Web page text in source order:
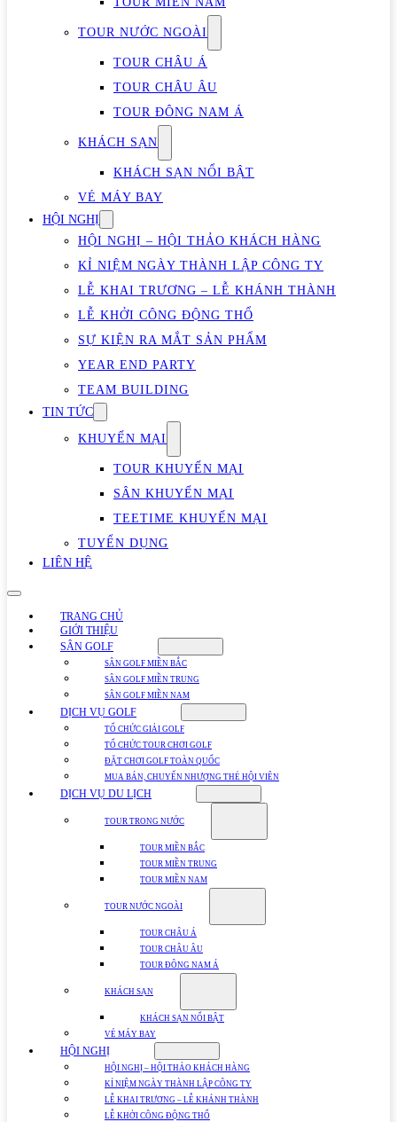
TOUR NƯỚC NGOÀI
TOUR CHÂU Á
TOUR CHÂU ÂU
TOUR ĐÔNG NAM Á
KHÁCH SẠN
KHÁCH SẠN NỔI BẬT
VÉ MÁY BAY
HỘI NGHỊ
HỘI NGHỊ – HỘI THẢO KHÁCH HÀNG
KỈ NIỆM NGÀY THÀNH LẬP CÔNG TY
LỄ KHAI TRƯƠNG – LỄ KHÁNH THÀNH
LỄ KHỞI CÔNG ĐỘNG THỔ
SỰ KIỆN RA MẮT SẢN PHẨM
YEAR END PARTY
TEAM BUILDING
TIN TỨC
KHUYẾN MẠI
TOUR KHUYẾN MẠI
SÂN KHUYẾN MẠI
TEETIME KHUYẾN MẠI
TUYỂN DỤNG
LIÊN HỆ
TRANG CHỦ
GIỚI THIỆU
SÂN GOLF
SÂN GOLF MIỀN BẮC
SÂN GOLF MIỀN TRUNG
SÂN GOLF MIỀN NAM
DỊCH VỤ GOLF
TỔ CHỨC GIẢI GOLF
TỔ CHỨC TOUR CHƠI GOLF
ĐẶT CHƠI GOLF TOÀN QUỐC
MUA BÁN, CHUYỂN NHƯỢNG THẺ HỘI VIÊN
DỊCH VỤ DU LỊCH
TOUR TRONG NƯỚC
TOUR MIỀN BẮC
TOUR MIỀN TRUNG
TOUR MIỀN NAM
TOUR NƯỚC NGOÀI
TOUR CHÂU Á
TOUR CHÂU ÂU
TOUR ĐÔNG NAM Á
KHÁCH SẠN
KHÁCH SẠN NỔI BẬT
VÉ MÁY BAY
HỘI NGHỊ
HỘI NGHỊ – HỘI THẢO KHÁCH HÀNG
KỈ NIỆM NGÀY THÀNH LẬP CÔNG TY
LỄ KHAI TRƯƠNG – LỄ KHÁNH THÀNH
LỄ KHỞI CÔNG ĐỘNG THỔ